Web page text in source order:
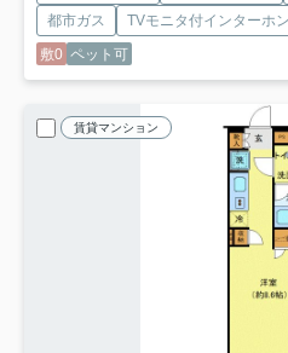
都市ガス
TVモニタ付インターホン
敷0 ペット可
賃貸マンション